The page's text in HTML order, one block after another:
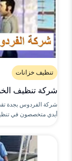
تنظيف خزانات
شركة تنظيف
شركة الفردوس بجدة
أيدي متخصصون في